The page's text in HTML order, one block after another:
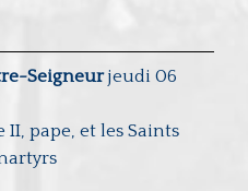
Seigneur jeudi 06
pape, et les Saints